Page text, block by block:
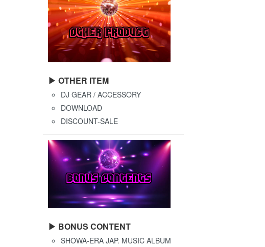
▶ OTHER ITEM
DJ GEAR / ACCESSORY
DOWNLOAD
DISCOUNT-SALE
▶ BONUS CONTENT
SHOWA-ERA JAP. MUSIC ALBUM